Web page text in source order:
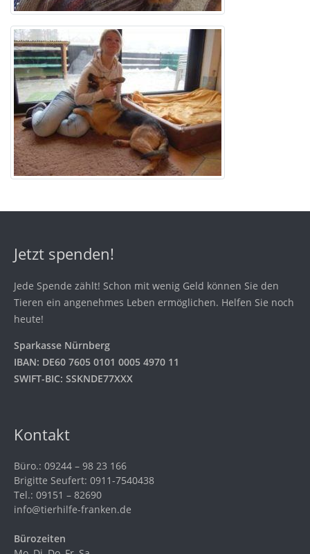
Jetzt spenden!
Jede Spende zählt! Schon mit wenig Geld können Sie den
Tieren ein angenehmes Leben ermöglichen. Helfen Sie noch
heute!
Sparkasse Nürnberg
IBAN: DE60 7605 0101 0005 4970 11
SWIFT-BIC: SSKNDE77XXX
Kontakt
Büro.: 09244 – 98 23 166
Brigitte Seufert: 0911-7540438
Tel.: 09151 – 82690
info@tierhilfe-franken.de
Bürozeiten